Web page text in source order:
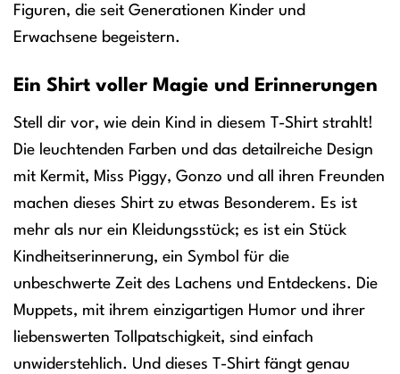
Figuren, die seit Generationen Kinder und
Erwachsene begeistern.
Ein Shirt voller Magie und Erinnerungen
Stell dir vor, wie dein Kind in diesem T-Shirt strahlt!
Die leuchtenden Farben und das detailreiche Design
mit Kermit, Miss Piggy, Gonzo und all ihren Freunden
machen dieses Shirt zu etwas Besonderem. Es ist
mehr als nur ein Kleidungsstück; es ist ein Stück
Kindheitserinnerung, ein Symbol für die
unbeschwerte Zeit des Lachens und Entdeckens. Die
Muppets, mit ihrem einzigartigen Humor und ihrer
liebenswerten Tollpatschigkeit, sind einfach
unwiderstehlich. Und dieses T-Shirt fängt genau